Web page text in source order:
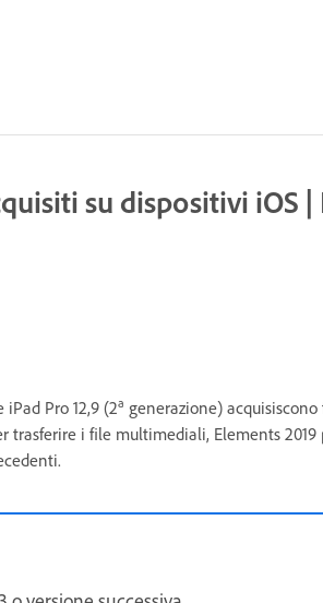
su dispositivi iOS |
Pro 12,9 (2a generazione)
trasferire i file multimediali, Elements